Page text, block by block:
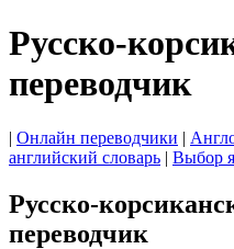
Русско-
переводчик
| Онлайн переводчики |
английский словарь | Выбор
Русско-
переводчик